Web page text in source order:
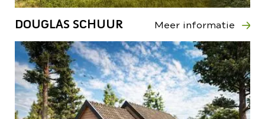
DOUGLAS SCHUUR Meer informatie